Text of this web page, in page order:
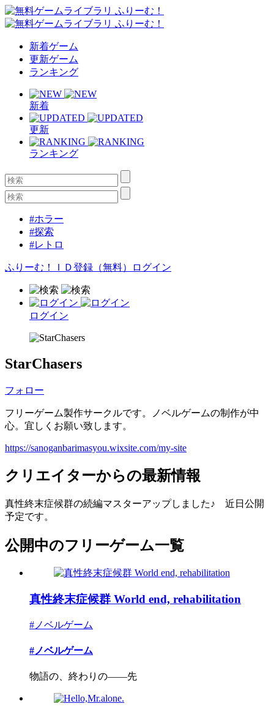
新着ゲーム
更新ゲーム
ランキング
新着
更新
ランキング
#ホラー
#探索
#レトロ
ふりーむ！ＩＤ登録（無料） ログイン
ログイン
StarChasers
フォロー
フリーゲーム製作サークルです。ノベルゲームの制作が中
心。宜しくお願い致します。
https://sanoganbarimasyou.wixsite.com/my-site
クリエイターからの最新情報
真性終末症候群の続編マスターアップしました♪ 近日公開
予定です。
公開中のフリーゲーム一覧
真性終末症候群 World end, rehabilitation
#ノベルゲーム
#ノベルゲーム
物語の、終わりの――先